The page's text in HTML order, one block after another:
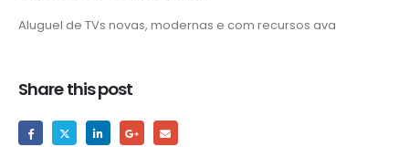
Aluguel de TVs novas, modernas e com recursos ava
Share this post